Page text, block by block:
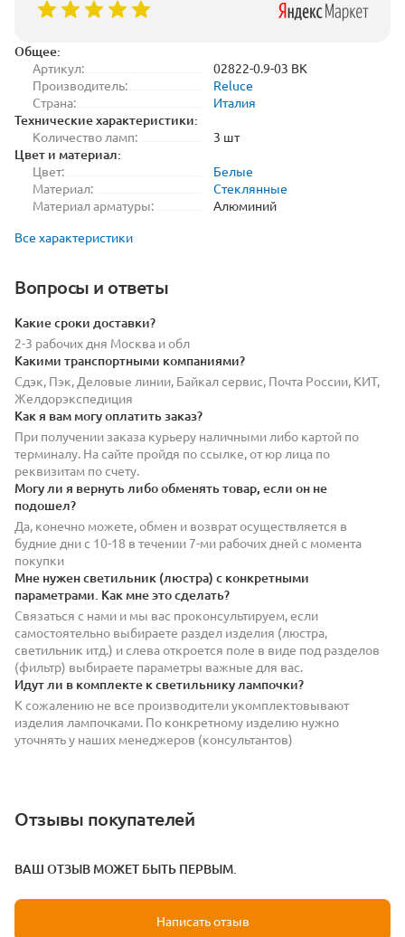
Общее:
Артикул:
02822-0.9-03 BK
Производитель:
Reluce
Страна:
Италия
Технические характеристики:
Количество ламп: 3 шт
Цвет и материал:
Цвет:
Белые
Материал:
Стеклянные
Материал арматуры:
Алюминий
Все характеристики
Вопросы и ответы
Какие сроки доставки?
2-3 рабочих дня Москва и обл
Какими транспортными компаниями?
Сдэк, Пэк, Деловые линии, Байкал сервис, Почта России, КИТ,
Желдорэкспедиция
Как я вам могу оплатить заказ?
При получении заказа курьеру наличными либо картой по
терминалу. На сайте пройдя по ссылке, от юр лица по
реквизитам по счету.
Могу ли я вернуть либо обменять товар, если он не
подошел?
Да, конечно можете, обмен и возврат осуществляется в
будние дни с 10-18 в течении 7-ми рабочих дней с момента
покупки
Мне нужен светильник (люстра) с конкретными
параметрами. Как мне это сделать?
Связаться с нами и мы вас проконсультируем, если
самостоятельно выбираете раздел изделия (люстра,
светильник итд.) и слева откроется поле в виде под разделов
(фильтр) выбираете параметры важные для вас.
Идут ли в комплекте к светильнику лампочки?
К сожалению не все производители укомплектовывают
изделия лампочками. По конкретному изделию нужно
уточнять у наших менеджеров (консультантов)
Отзывы покупателей
ВАШ ОТЗЫВ МОЖЕТ БЫТЬ ПЕРВЫМ.
Написать отзыв